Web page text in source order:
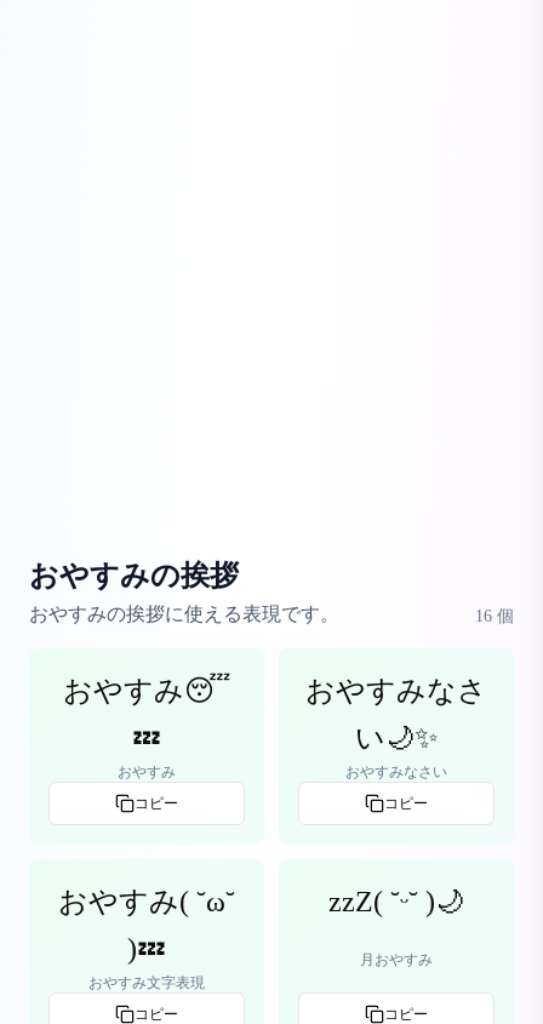
おやすみの挨拶
おやすみの挨拶に使える表現です。 16 個
おやすみ😴
💤
おやすみ
コピー
おやすみなさ
い🌙✨
おやすみなさい
コピー
おやすみ( ˘ω˘
)💤
おやすみ文字表現
コピー
zzZ( ˘ᵕ˘ )🌙
月おやすみ
コピー